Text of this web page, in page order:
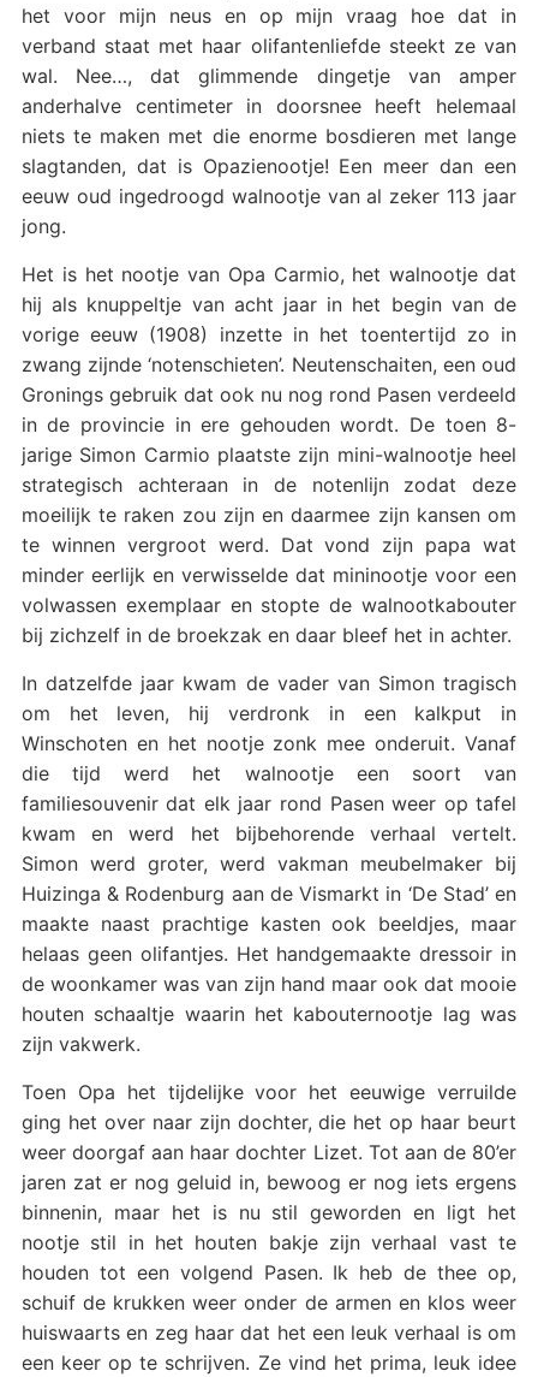
het voor mijn neus en op mijn vraag hoe dat in
verband staat met haar olifantenliefde steekt ze van
wal. Nee…, dat glimmende dingetje van amper
anderhalve centimeter in doorsnee heeft helemaal
niets te maken met die enorme bosdieren met lange
slagtanden, dat is Opazienootje! Een meer dan een
eeuw oud ingedroogd walnootje van al zeker 113 jaar
jong.
Het is het nootje van Opa Carmio, het walnootje dat
hij als knuppeltje van acht jaar in het begin van de
vorige eeuw (1908) inzette in het toentertijd zo in
zwang zijnde ‘notenschieten’. Neutenschaiten, een oud
Gronings gebruik dat ook nu nog rond Pasen verdeeld
in de provincie in ere gehouden wordt. De toen 8-
jarige Simon Carmio plaatste zijn mini-walnootje heel
strategisch achteraan in de notenlijn zodat deze
moeilijk te raken zou zijn en daarmee zijn kansen om
te winnen vergroot werd. Dat vond zijn papa wat
minder eerlijk en verwisselde dat mininootje voor een
volwassen exemplaar en stopte de walnootkabouter
bij zichzelf in de broekzak en daar bleef het in achter.
In datzelfde jaar kwam de vader van Simon tragisch
om het leven, hij verdronk in een kalkput in
Winschoten en het nootje zonk mee onderuit. Vanaf
die tijd werd het walnootje een soort van
familiesouvenir dat elk jaar rond Pasen weer op tafel
kwam en werd het bijbehorende verhaal vertelt.
Simon werd groter, werd vakman meubelmaker bij
Huizinga & Rodenburg aan de Vismarkt in ‘De Stad’ en
maakte naast prachtige kasten ook beeldjes, maar
helaas geen olifantjes. Het handgemaakte dressoir in
de woonkamer was van zijn hand maar ook dat mooie
houten schaaltje waarin het kabouternootje lag was
zijn vakwerk.
Toen Opa het tijdelijke voor het eeuwige verruilde
ging het over naar zijn dochter, die het op haar beurt
weer doorgaf aan haar dochter Lizet. Tot aan de 80’er
jaren zat er nog geluid in, bewoog er nog iets ergens
binnenin, maar het is nu stil geworden en ligt het
nootje stil in het houten bakje zijn verhaal vast te
houden tot een volgend Pasen. Ik heb de thee op,
schuif de krukken weer onder de armen en klos weer
huiswaarts en zeg haar dat het een leuk verhaal is om
een keer op te schrijven. Ze vind het prima, leuk idee